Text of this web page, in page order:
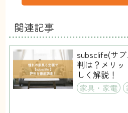
関連記事
subsclife(サ
判は？メリ
しく解説！
家具・家電